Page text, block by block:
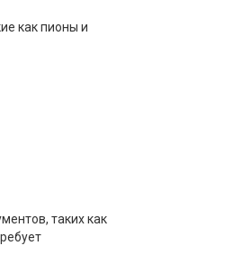
как пионы и
таких как